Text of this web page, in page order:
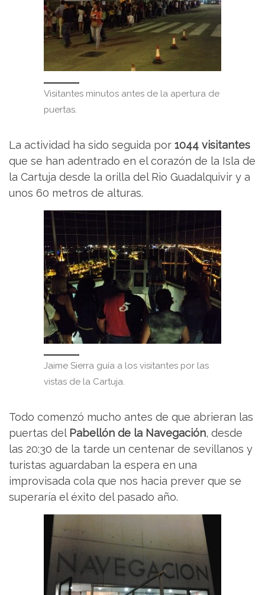
Visitantes minutos antes de la apertura de
puertas.
La actividad ha sido seguida por 1044 visitantes
que se han adentrado en el corazón de la Isla de
la Cartuja desde la orilla del Rio Guadalquivir y a
unos 60 metros de alturas.
Jaime Sierra guía a los visitantes por las
vistas de la Cartuja.
Todo comenzó mucho antes de que abrieran las
puertas del Pabellón de la Navegación, desde
las 20:30 de la tarde un centenar de sevillanos y
turistas aguardaban la espera en una
improvisada cola que nos hacia prever que se
superaría el éxito del pasado año.